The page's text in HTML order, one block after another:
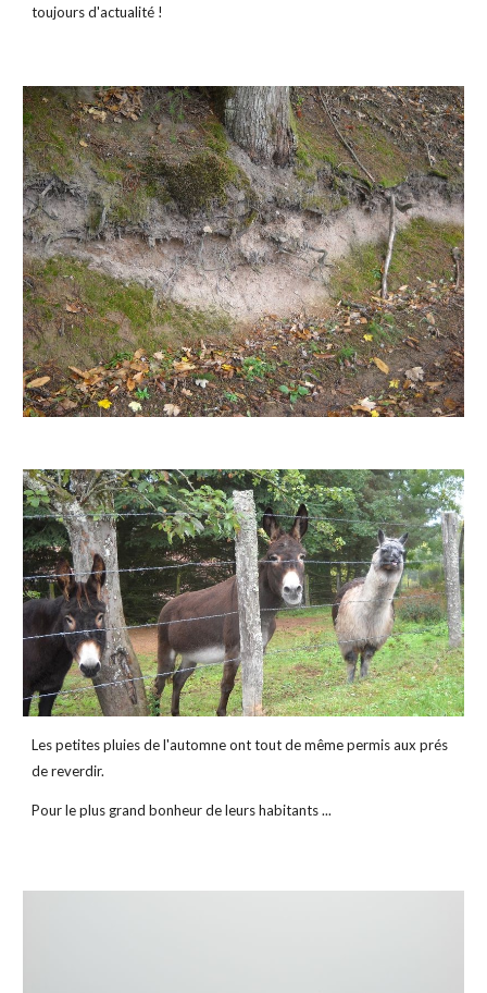
toujours d'actualité !
Les petites pluies de l'automne ont tout de même permis aux prés
de reverdir.
Pour le plus grand bonheur de leurs habitants ...